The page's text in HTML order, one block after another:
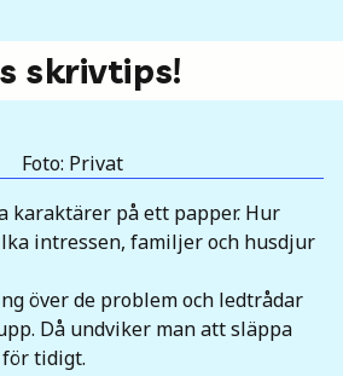
skrivtips!
Foto: Privat
karaktärer på ett papper. Hur
intressen, familjer och husdjur
över de problem och ledtrådar
Då undviker man att släppa
tidigt.